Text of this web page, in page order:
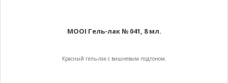
MOOI Гель-лак № 041, 8 мл.
Красный гель-лак с вишневым подтоном.